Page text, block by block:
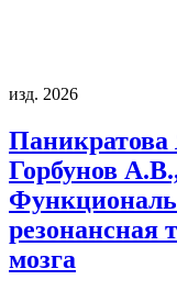
изд. 2026
Горбунов
резонансная
мозга